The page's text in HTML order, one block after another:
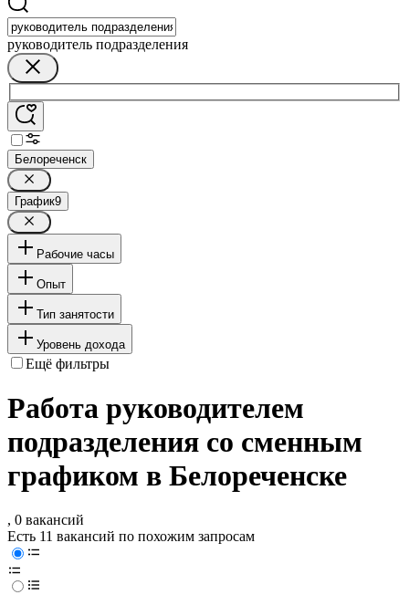
руководитель подразделения
Белореченск
График9
Рабочие часы
Опыт
Тип занятости
Уровень дохода
Ещё фильтры
Работа руководителем
подразделения со сменным
графиком в Белореченске
, 0 вакансий
Есть 11 вакансий по похожим запросам